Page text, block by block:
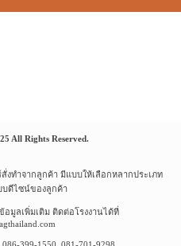
All Rights Reserved.
งทำจากลูกค้า มีแบบให้เลือกหลากประเภท
บดีไซน์ของลูกค้า
มูลเพิ่มเติม ติดต่อโรงงานได้ที่